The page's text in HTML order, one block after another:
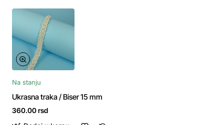
Na stanju
Ukrasna traka / Biser 15 mm
360.00 rsd